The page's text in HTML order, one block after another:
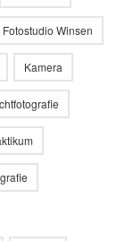
Fotostudio Winsen
Kamera